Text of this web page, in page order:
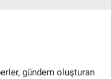
gündem oluşturan